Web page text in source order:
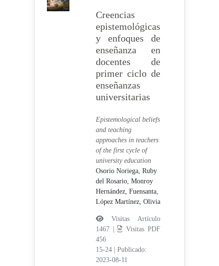
Creencias
epistemológicas
y enfoques de
enseñanza en
docentes de
primer ciclo de
enseñanzas
universitarias
Epistemological beliefs
and teaching
approaches in teachers
of the first cycle of
university education
Osorio Noriega, Ruby
del Rosario, Monroy
Hernández, Fuensanta,
López Martínez, Olivia
Visitas Artículo
1467 |
Visitas PDF
456
15-24
Publicado:
2023-08-11